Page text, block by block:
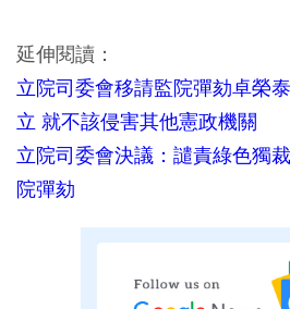
延伸閱讀：
立院司委會移請監院彈劾卓榮
立 就不該侵害其他憲政機關
立院司委會決議：譴責綠色獨
院彈劾